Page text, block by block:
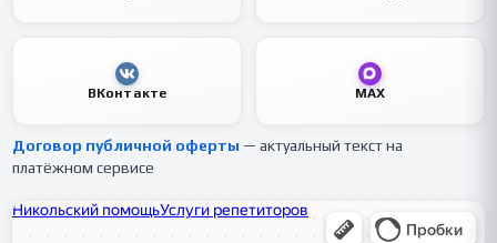
ВКонтакте MAX
Договор публичной оферты — актуальный текст на
платёжном сервисе